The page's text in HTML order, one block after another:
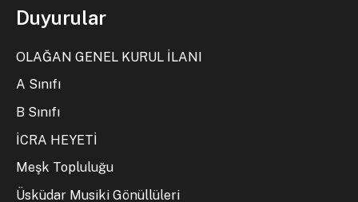
Duyurular
OLAĞAN GENEL KURUL İLANI
A Sınıfı
B Sınıfı
İCRA HEYETİ
Meşk Topluluğu
Üsküdar Musiki Gönüllüleri